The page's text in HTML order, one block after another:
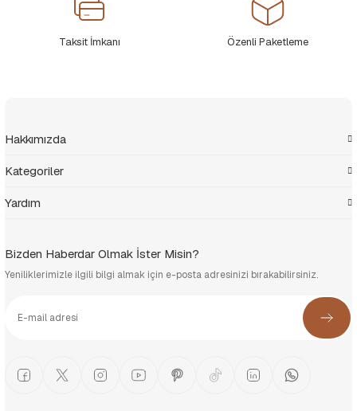
Taksit İmkanı Özenli Paketleme
Hakkımızda
Kategoriler
Yardım
Bizden Haberdar Olmak İster Misin?
Yeniliklerimizle ilgili bilgi almak için e-posta adresinizi bırakabilirsiniz.